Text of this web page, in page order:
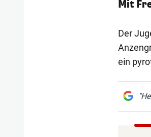
Mit
Der
ein